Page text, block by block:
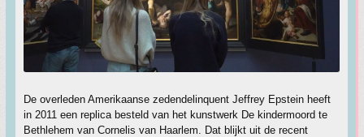
De overleden Amerikaanse zedendelinquent Jeffrey Epstein heeft
in 2011 een replica besteld van het kunstwerk De kindermoord te
Bethlehem van Cornelis van Haarlem. Dat blijkt uit de recent